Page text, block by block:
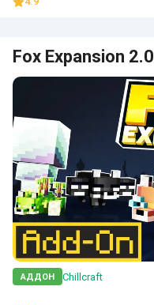
Fox Expansion 2.0
АДДОН Chillcraft